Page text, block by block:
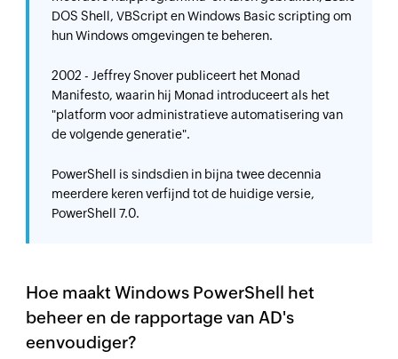
DOS Shell, VBScript en Windows Basic scripting om
hun Windows omgevingen te beheren.
2002 - Jeffrey Snover publiceert het Monad
Manifesto, waarin hij Monad introduceert als het
"platform voor administratieve automatisering van
de volgende generatie".
PowerShell is sindsdien in bijna twee decennia
meerdere keren verfijnd tot de huidige versie,
PowerShell 7.0.
Hoe maakt Windows PowerShell het
beheer en de rapportage van AD's
eenvoudiger?